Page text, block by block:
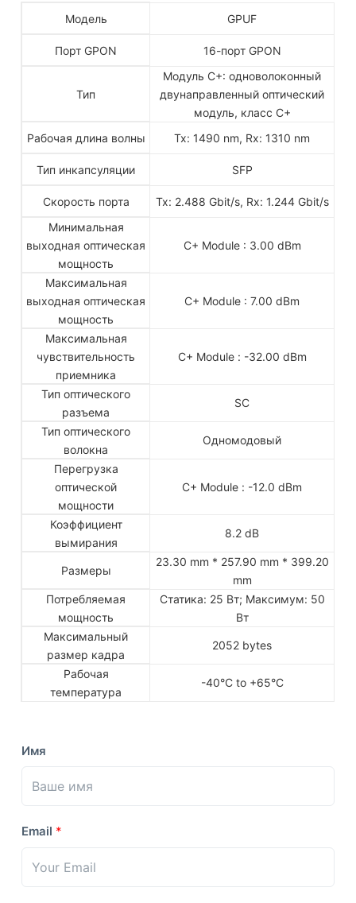
Модель GPUF
Порт GPON 16-порт GPON
Тип
Модуль C+: одноволоконный
двунаправленный оптический
модуль, класс C+
Рабочая длина волны
Tx: 1490 nm, Rx: 1310 nm
Тип инкапсуляции SFP
Скорость порта
Tx: 2.488 Gbit/s, Rx: 1.244 Gbit/s
Минимальная
выходная оптическая
мощность
C+ Module : 3.00 dBm
Максимальная
выходная оптическая
мощность
C+ Module : 7.00 dBm
Максимальная
чувствительность
приемника
C+ Module : -32.00 dBm
Тип оптического
разъема
SC
Тип оптического
волокна
Одномодовый
Перегрузка
оптической
мощности
C+ Module : -12.0 dBm
Коэффициент
вымирания
8.2 dB
Размеры
23.30 mm * 257.90 mm * 399.20
mm
Потребляемая
мощность
Статика: 25 Вт; Максимум: 50
Вт
Максимальный
размер кадра
2052 bytes
Рабочая
температура
-40°C to +65°C
Имя
Email *